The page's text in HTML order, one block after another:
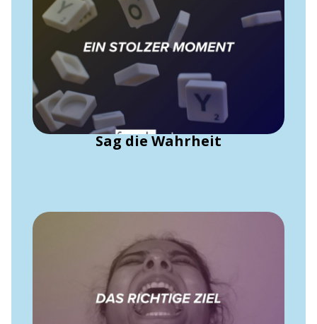
Sag die Wahrheit